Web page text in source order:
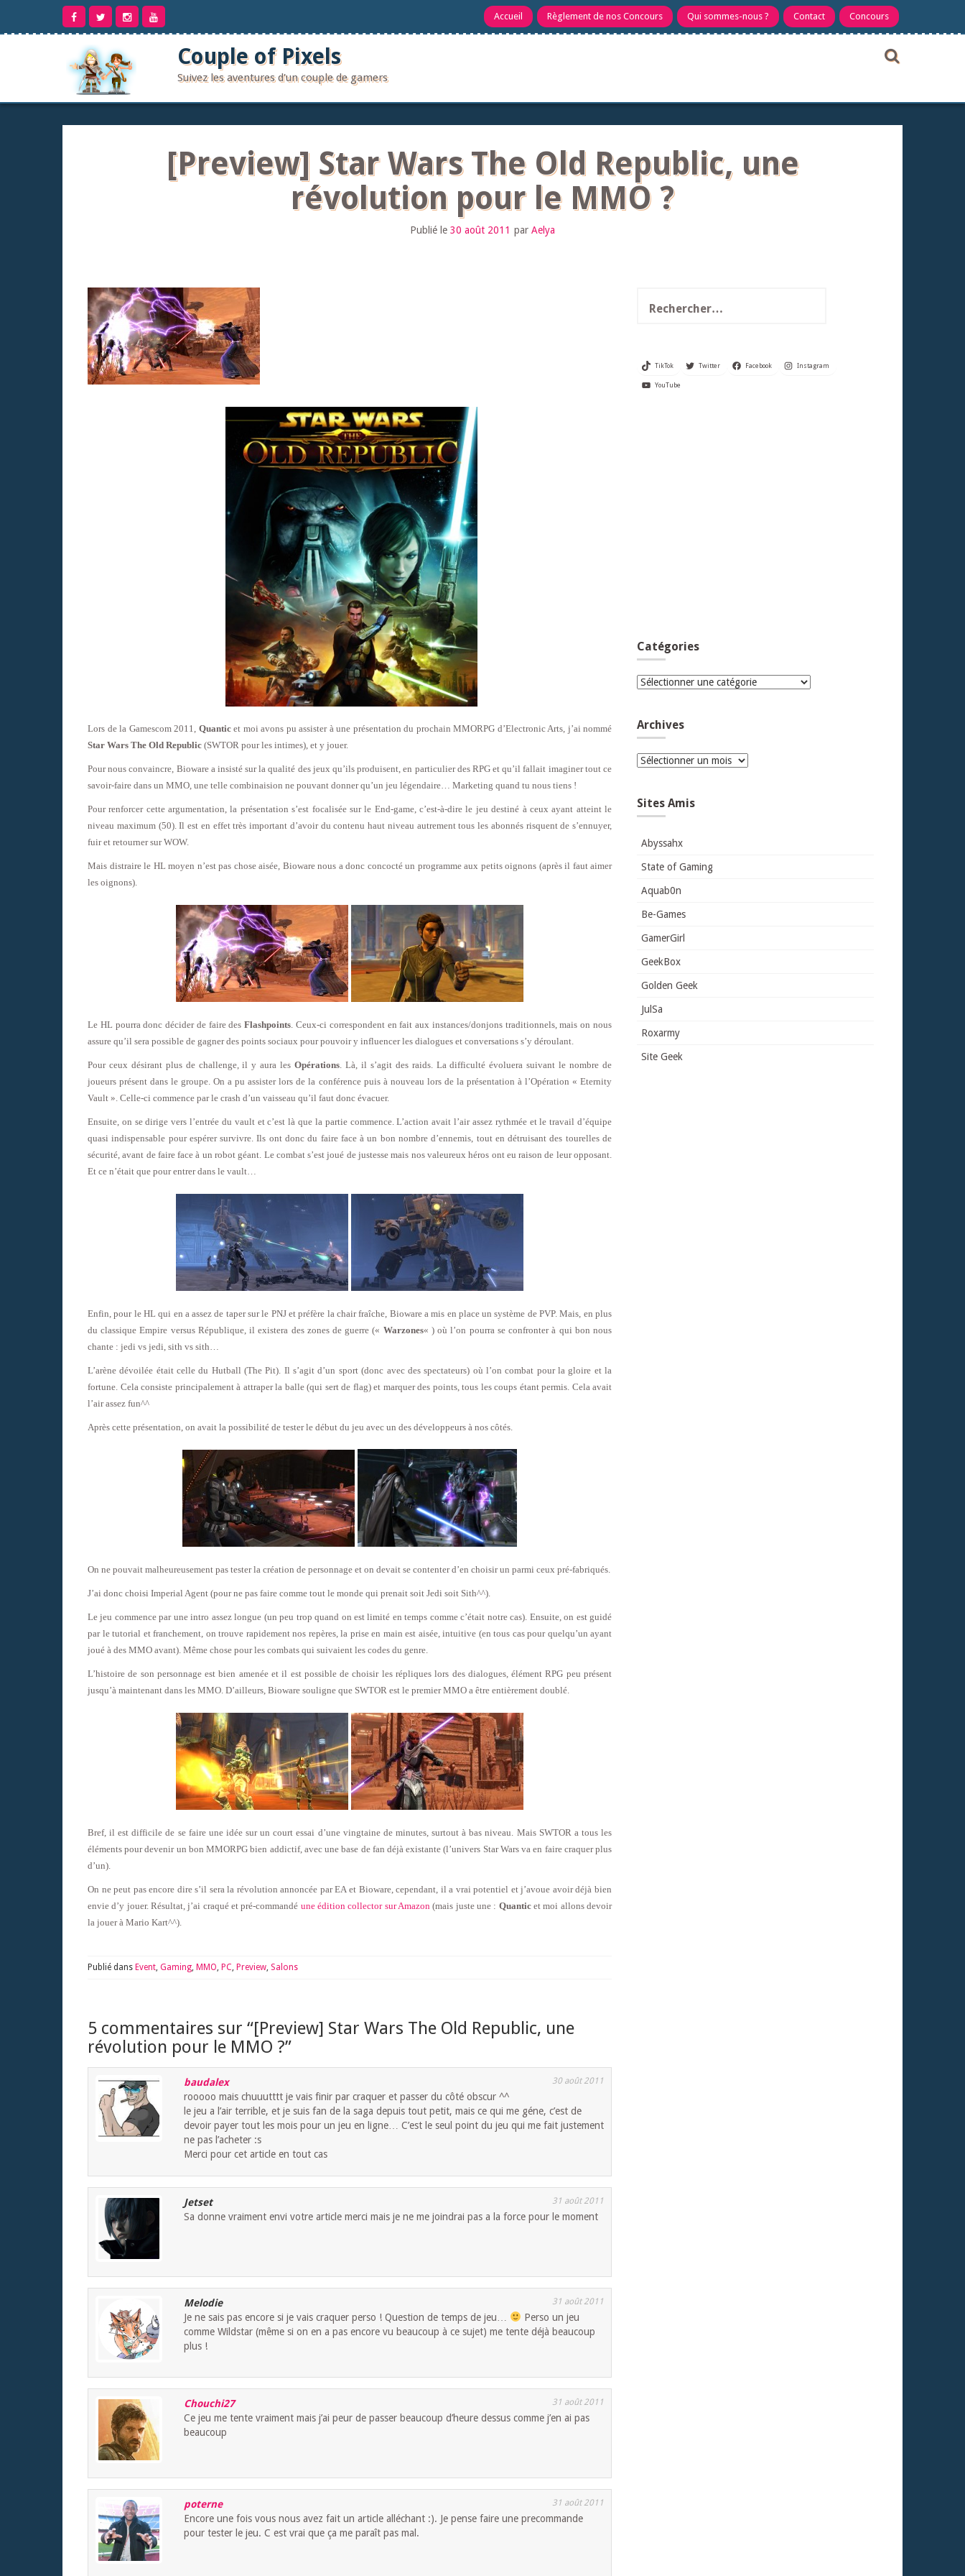
contenu
Accueil Règlement de nos Concours Qui sommes-nous ? Contact Concours
Couple of Pixels
Suivez les aventures d'un couple de gamers
[Preview] Star Wars The Old Republic, une
révolution pour le MMO ?
Publié le 30 août 2011 par Aelya
Lors de la Gamescom 2011, Quanticet moi avons pu assister à une présentation du prochain MMORPG d’Electronic Arts, j’ai nommé
Star Wars The Old Republic (SWTOR pour les intimes), et y jouer.
Pour nous convaincre, Bioware a insisté sur la qualité des jeux qu’ils produisent, en particulier des RPG et qu’il fallait imaginer tout ce
savoir-faire dans un MMO, une telle combinaision ne pouvant donner qu’un jeu légendaire… Marketing quand tu nous tiens !
Pour renforcer cette argumentation, la présentation s’est focalisée sur le End-game, c’est-à-dire le jeu destiné à ceux ayant atteint le
niveau maximum (50). Il est en effet très important d’avoir du contenu haut niveau autrement tous les abonnés risquent de s’ennuyer,
fuir et retourner sur WOW.
Mais distraire le HL moyen n’est pas chose aisée, Bioware nous a donc concocté un programme aux petits oignons (après il faut aimer
les oignons).
Le HL pourra donc décider de faire desFlashpoints. Ceux-ci correspondent en fait aux instances/donjons traditionnels, mais on nous
assure qu’il sera possible de gagner des points sociaux pour pouvoir y influencer les dialogues et conversations s’y déroulant.
Pour ceux désirant plus de challenge, il y aura lesOpérations. Là, il s’agit des raids. La difficulté évoluera suivant le nombre de
joueurs présent dans le groupe. On a pu assister lors de la conférence puis à nouveau lors de la présentation à l’Opération « Eternity
Vault ». Celle-ci commence par le crash d’un vaisseau qu’il faut donc évacuer.
Ensuite, on se dirige vers l’entrée du vault et c’est là que la partie commence. L’action avait l’air assez rythmée et le travail d’équipe
quasi indispensable pour espérer survivre. Ils ont donc du faire face à un bon nombre d’ennemis, tout en détruisant des tourelles de
sécurité, avant de faire face à un robot géant. Le combat s’est joué de justesse mais nos valeureux héros ont eu raison de leur opposant.
Et ce n’était que pour entrer dans le vault…
Enfin, pour le HL qui en a assez de taper sur le PNJ et préfère la chair fraîche, Bioware a mis en place un système de PVP. Mais, en plus
du classique Empire versus République, il existera des zones de guerre (« Warzones« ) où l’on pourra se confronter à qui bon nous
chante : jedi vs jedi, sith vs sith…
L’arène dévoilée était celle du Hutball (The Pit). Il s’agit d’un sport (donc avec des spectateurs) où l’on combat pour la gloire et la
fortune. Cela consiste principalement à attraper la balle (qui sert de flag) et marquer des points, tous les coups étant permis. Cela avait
l’air assez fun^^
Après cette présentation, on avait la possibilité de tester le début du jeu avec un des développeurs à nos côtés.
On ne pouvait malheureusement pas tester la création de personnage et on devait se contenter d’en choisir un parmi ceux pré-fabriqués.
J’ai donc choisi Imperial Agent (pour ne pas faire comme tout le monde qui prenait soit Jedi soit Sith^^).
Le jeu commence par une intro assez longue (un peu trop quand on est limité en temps comme c’était notre cas). Ensuite, on est guidé
par le tutorial et franchement, on trouve rapidement nos repères, la prise en main est aisée, intuitive (en tous cas pour quelqu’un ayant
joué à des MMO avant). Même chose pour les combats qui suivaient les codes du genre.
L’histoire de son personnage est bien amenée et il est possible de choisir les répliques lors des dialogues, élément RPG peu présent
jusqu’à maintenant dans les MMO. D’ailleurs, Bioware souligne que SWTOR est le premier MMO a être entièrement doublé.
Bref, il est difficile de se faire une idée sur un court essai d’une vingtaine de minutes, surtout à bas niveau. Mais SWTOR a tous les
éléments pour devenir un bon MMORPG bien addictif, avec une base de fan déjà existante (l’univers Star Wars va en faire craquer plus
d’un).
On ne peut pas encore dire s’il sera la révolution annoncée par EA et Bioware, cependant, il a vrai potentiel et j’avoue avoir déjà bien
envie d’y jouer. Résultat, j’ai craqué et pré-commandé une édition collector sur Amazon (mais juste une : Quanticet moi allons devoir
la jouer à Mario Kart^^).
Publié dans Event Gaming MMO PC Preview Salons
5 commentaires sur “[Preview] Star Wars The Old Republic, une
révolution pour le MMO ?”
baudalex 30 août 2011
rooooo mais chuuutttt je vais finir par craquer et passer du côté obscur ^^
le jeu a l’air terrible, et je suis fan de la saga depuis tout petit, mais ce qui me géne, c’est de
devoir payer tout les mois pour un jeu en ligne… C’est le seul point du jeu qui me fait justement
ne pas l’acheter :s
Merci pour cet article en tout cas
Jetset 31 août 2011
Sa donne vraiment envi votre article merci mais je ne me joindrai pas a la force pour le moment
Melodie 31 août 2011
Je ne sais pas encore si je vais craquer perso ! Question de temps de jeu…
Perso un jeu
comme Wildstar (même si on en a pas encore vu beaucoup à ce sujet) me tente déjà beaucoup
plus !
Chouchi27 31 août 2011
Ce jeu me tente vraiment mais j’ai peur de passer beaucoup d’heure dessus comme j’en ai pas
beaucoup
poterne 31 août 2011
Encore une fois vous nous avez fait un article alléchant :). Je pense faire une precommande
pour tester le jeu. C est vrai que ça me paraît pas mal.
TikTok Twitter Facebook Instagram
YouTube
Catégories
Catégories
Archives
Archives
Sites Amis
Abyssahx
State of Gaming
Aquab0n
Be-Games
GamerGirl
GeekBox
Golden Geek
JulSa
Roxarmy
Site Geek